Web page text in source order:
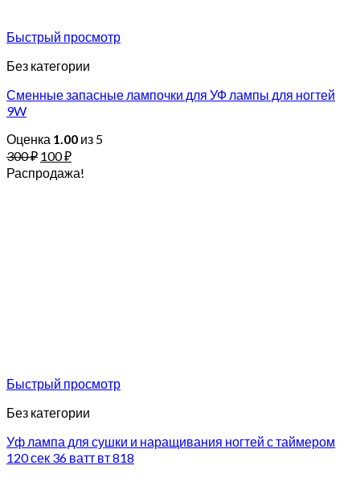
Быстрый просмотр
Без категории
Сменные запасные лампочки для УФ лампы для ногтей
9W
Оценка 1.00 из 5
300₽ 100₽
Распродажа!
Быстрый просмотр
Без категории
Уф лампа для сушки и наращивания ногтей с таймером
120 сек 36 ватт вт 818